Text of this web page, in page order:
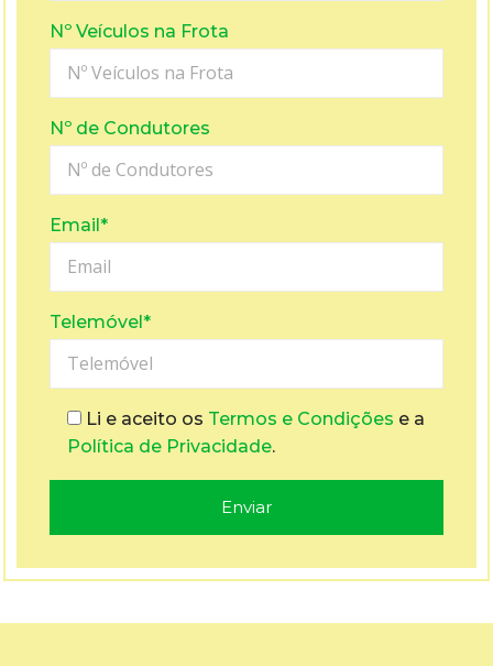
Nº Veículos na Frota
Nº de Condutores
Email*
Telemóvel*
Li e aceito os Termos e Condições e a
Política de Privacidade.